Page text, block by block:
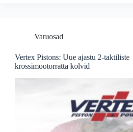
Varuosad
Vertex Pistons: Uue ajastu 2-taktiliste
krossimootorratta kolvid